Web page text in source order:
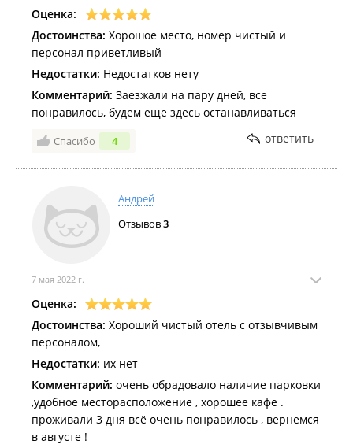
Оценка:
Достоинства: Хорошое место, номер чистый и
персонал приветливый
Недостатки: Недостатков нету
Комментарий: Заезжали на пару дней, все
понравилось, будем ещё здесь останавливаться
Спасибо 4 ответить
Андрей
Отзывов3
7 мая 2022 г.
Оценка:
Достоинства: Хороший чистый отель с отзывчивым
персоналом,
Недостатки: их нет
Комментарий: очень обрадовало наличие парковки
,удобное месторасположение , хорошее кафе .
проживали 3 дня всё очень понравилось , вернемся
в августе !